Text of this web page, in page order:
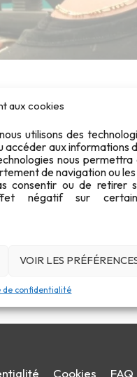
aux cookies
utilisons des
accéder aux informations
nous permettra
de navigation ou
consentir ou de retirer
négatif sur
VOIR LES
de confidentialité
Cookies FAQ